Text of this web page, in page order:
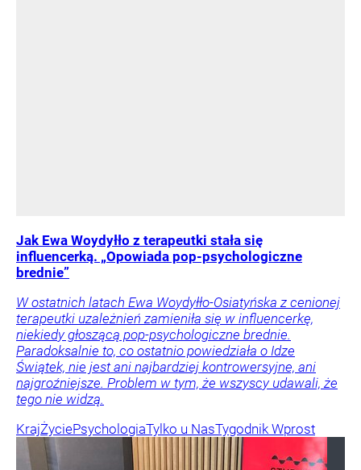
Jak Ewa Woydyłło z terapeutki stała się
influencerką. „Opowiada pop-psychologiczne
brednie”
W ostatnich latach Ewa Woydyłło-Osiatyńska z cenionej
terapeutki uzależnień zamieniła się w influencerkę,
niekiedy głoszącą pop-psychologiczne brednie.
Paradoksalnie to, co ostatnio powiedziała o Idze
Świątek, nie jest ani najbardziej kontrowersyjne, ani
najgroźniejsze. Problem w tym, że wszyscy udawali, że
tego nie widzą.
KrajŻyciePsychologiaTylko u NasTygodnik Wprost